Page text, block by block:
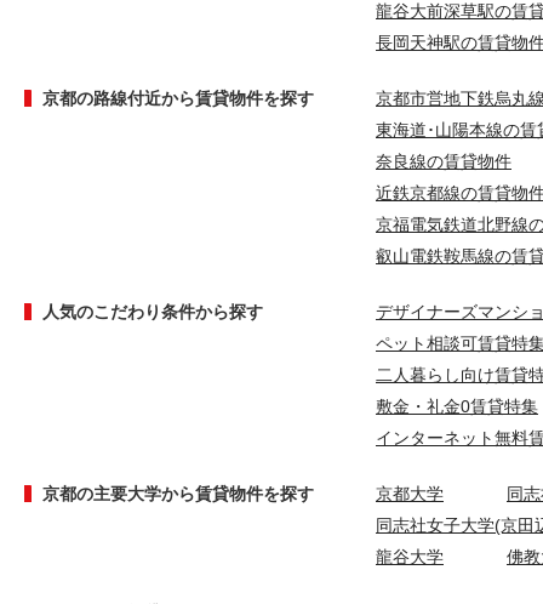
龍谷大前深草駅の賃
長岡天神駅の賃貸物
京都の路線付近から賃貸物件を探す
京都市営地下鉄烏丸
東海道･山陽本線の賃
奈良線の賃貸物件
近鉄京都線の賃貸物
京福電気鉄道北野線
叡山電鉄鞍馬線の賃
人気のこだわり条件から探す
デザイナーズマンシ
ペット相談可賃貸特
二人暮らし向け賃貸
敷金・礼金0賃貸特集
インターネット無料
京都の主要大学から賃貸物件を探す 京都大学
同
同志社女子大学(京田
龍谷大学
佛